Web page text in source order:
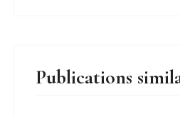
Publications